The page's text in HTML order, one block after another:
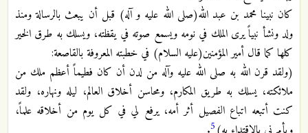
كان نبينا محمد بن عبد الله(صلى الله عليه و آله) قبل أن يبعث بالرسالة ومنذ
ولد ونشأ نبياً يرى الملك في نومه ويسمع صوته في يقظته، ويسلك به طرق الخير
كلها كما قال أمير المؤمنين(عليه السلام) في خطبته المعروفة بالقاصعة:
(ولقد قرن الله به صلى الله عليه وآله من لدن أن كان فطيماً أعظم ملك من
ملائكته، يسلك به طريق المكارم، ومحاسن أخلاق العالم، ليله ونهاره، ولقد
كنت أتبعه اتباع الفصيل أثر أمه، يرفع لي في كل يوم من أخلاقه علماً،
5